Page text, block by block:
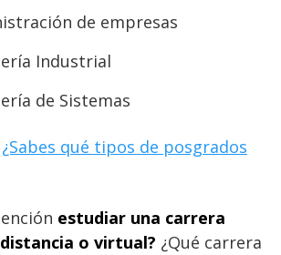
de empresas
Industrial
de Sistemas
¿Sabes qué tipos de posgrados
estudiar una carrera
o virtual? ¿Qué carrera